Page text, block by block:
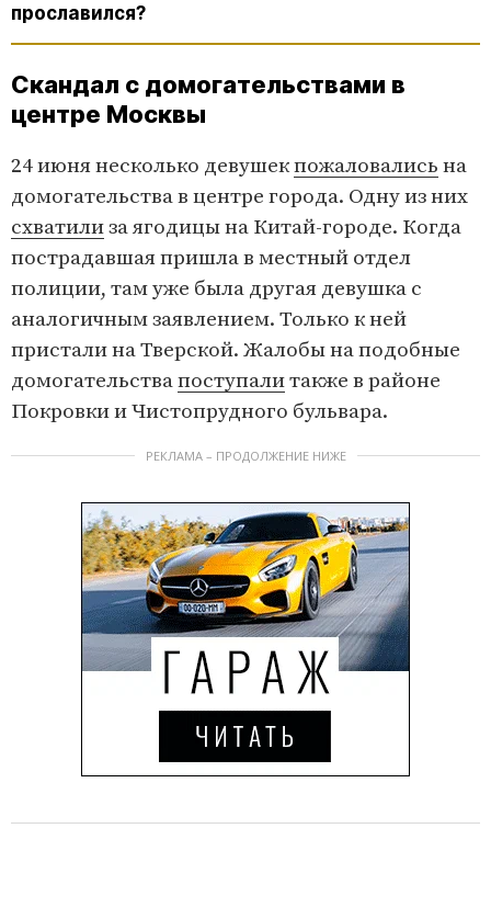
прославился?
Скандал с домогательствами в
центре Москвы
24 июня несколько девушекпожаловались на
домогательства в центре города. Одну из них
схватилиза ягодицы на Китай-городе. Когда
пострадавшая пришла в местный отдел
полиции, там уже была другая девушка с
аналогичным заявлением. Только к ней
пристали на Тверской. Жалобы на подобные
домогательствапоступалитакже в районе
Покровки и Чистопрудного бульвара.
РЕКЛАМА – ПРОДОЛЖЕНИЕ НИЖЕ